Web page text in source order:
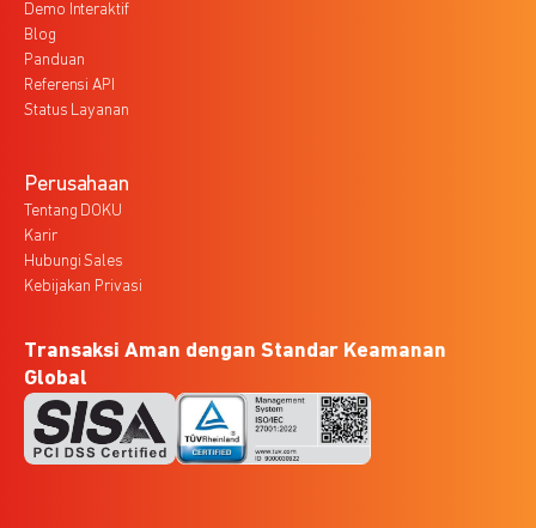
Demo Interaktif
Blog
Panduan
Referensi API
Status Layanan
Perusahaan
Tentang DOKU
Karir
Hubungi Sales
Kebijakan Privasi
Transaksi Aman dengan Standar Keamanan
Global